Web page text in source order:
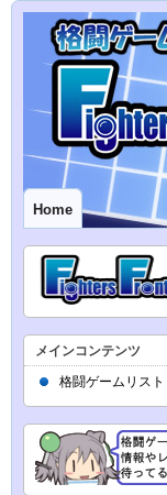
Home
メインコンテンツ
格闘ゲームリスト